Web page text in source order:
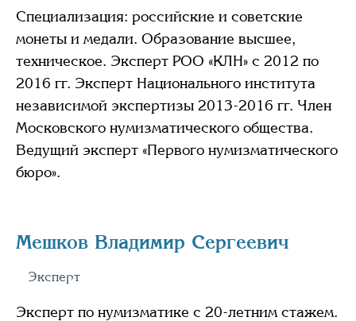
Специализация: российские и советские
монеты и медали. Образование высшее,
техническое. Эксперт РОО «КЛН» с 2012 по
2016 гг. Эксперт Национального института
независимой экспертизы 2013-2016 гг. Член
Московского нумизматического общества.
Ведущий эксперт «Первого нумизматического
бюро».
Мешков Владимир Сергеевич
Эксперт
Эксперт по нумизматике с 20-летним стажем.